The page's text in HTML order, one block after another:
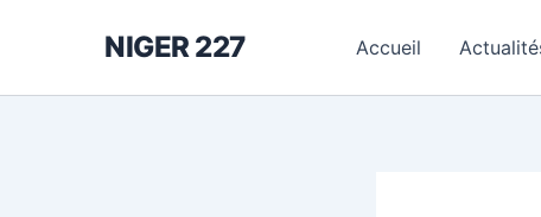
NIGER 227 Accueil